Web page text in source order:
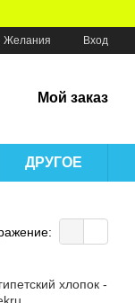
Желания Вход
Мой заказ
ДРУГОЕ